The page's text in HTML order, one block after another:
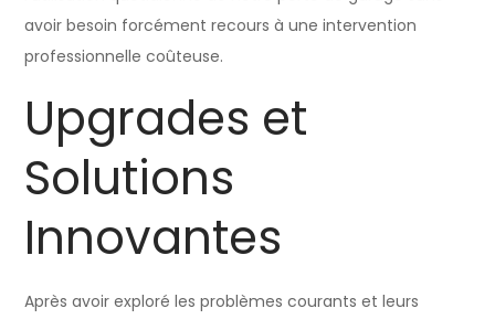
avoir besoin forcément recours à une intervention
professionnelle coûteuse.
Upgrades et
Solutions
Innovantes
Après avoir exploré les problèmes courants et leurs